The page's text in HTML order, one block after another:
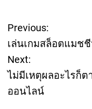
P
o
s
Previous:
เล่นเกมสล็อตแม
Next:
ไม่มีเหตุผลอะไรก็
ออนไลน์